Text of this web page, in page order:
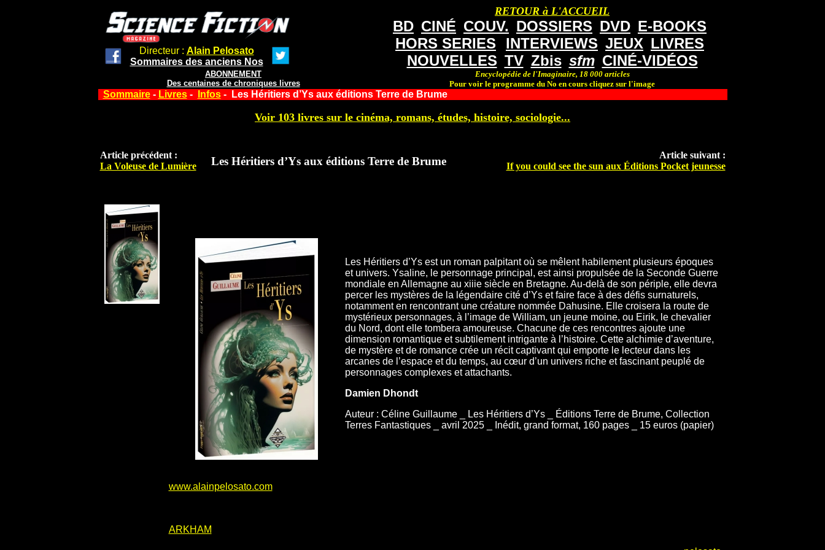
Directeur : Alain Pelosato
Sommaires des anciens Nos
ABONNEMENT
Des centaines de chroniques livres
RETOUR à L'ACCUEIL
BD CINÉ COUV. DOSSIERS DVD E-BOOKS
HORS SERIES
INTERVIEWS JEUX LIVRES
NOUVELLES TV Zbis sfm CINÉ-VIDÉOS
Encyclopédie de l'Imaginaire, 18 000 articles
Pour voir le programme du No en cours cliquez sur l'image
Sommaire- Livres- Infos- Les Héritiers d’Ys aux éditions Terre de Brume
Voir 103 livres sur le cinéma, romans, études, histoire, sociologie...
Article précédent :
La Voleuse de Lumière
Les Héritiers d’Ys aux éditions Terre de Brume
Article suivant :
If you could see the sun aux Éditions Pocket jeunesse
Les Héritiers d’Ys est un roman palpitant où se mêlent habilement plusieurs époques
et univers. Ysaline, le personnage principal, est ainsi propulsée de la Seconde Guerre
mondiale en Allemagne au xiiie siècle en Bretagne. Au-delà de son périple, elle devra
percer les mystères de la légendaire cité d’Ys et faire face à des défis surnaturels,
notamment en rencontrant une créature nommée Dahusine. Elle croisera la route de
mystérieux personnages, à l’image de William, un jeune moine, ou Eirik, le chevalier
du Nord, dont elle tombera amoureuse. Chacune de ces rencontres ajoute une
dimension romantique et subtilement intrigante à l’histoire. Cette alchimie d’aventure,
de mystère et de romance crée un récit captivant qui emporte le lecteur dans les
arcanes de l’espace et du temps, au cœur d’un univers riche et fascinant peuplé de
personnages complexes et attachants.
Damien Dhondt
Auteur : Céline Guillaume _ Les Héritiers d’Ys _ Éditions Terre de Brume, Collection
Terres Fantastiques _ avril 2025 _ Inédit, grand format, 160 pages _ 15 euros (papier)
www.alainpelosato.com
ARKHAM